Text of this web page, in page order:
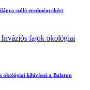
szóló eredményekért
ökológiai kihívásai a Balaton